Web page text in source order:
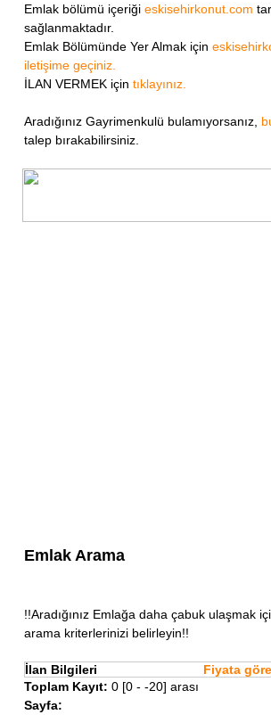
Emlak bölümü içeriğieskisehirkonut.com
sağlanmaktadır.
Emlak Bölümünde Yer Almak için
iletişime geçiniz.
İLAN VERMEK içintıklayınız.
Aradığınız Gayrimenkulü bulamıyorsanız,
talep bırakabilirsiniz.
Emlak Arama
!!Aradığınız Emlağa daha çabuk ulaşmak
arama kriterlerinizi belirleyin!!
İlan Bilgileri Fiyata
Toplam Kayıt:0 [0 - -20] arası
Sayfa: